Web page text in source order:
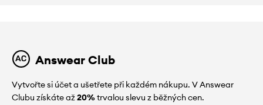
Answear Club
Vytvořte si účet a ušetřete při každém nákupu. V Answear
Clubu získáte až20%trvalou slevu z běžných cen.